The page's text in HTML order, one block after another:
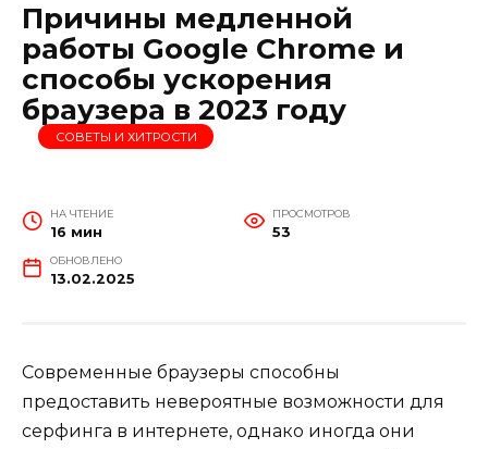
Причины медленной
работы Google Chrome и
способы ускорения
браузера в 2023 году
СОВЕТЫ И ХИТРОСТИ
НА ЧТЕНИЕ
16 мин
ПРОСМОТРОВ
53
ОБНОВЛЕНО
13.02.2025
Современные браузеры способны
предоставить невероятные возможности для
серфинга в интернете, однако иногда они